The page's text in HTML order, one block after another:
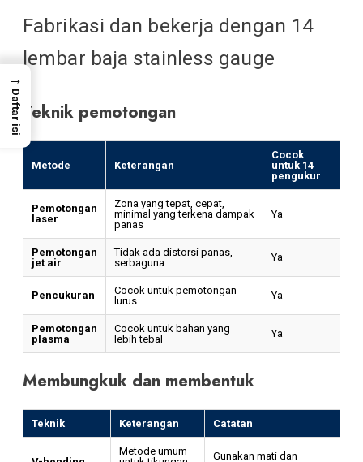
Fabrikasi dan bekerja dengan 14
lembar baja stainless gauge
Teknik pemotongan
Metode Keterangan
Cocok
untuk 14
pengukur
Pemotongan
laser
Zona yang tepat, cepat,
minimal yang terkena dampak
panas
Ya
Pemotongan
jet air
Tidak ada distorsi panas,
serbaguna
Ya
Pencukuran
Cocok untuk pemotongan
lurus
Ya
Pemotongan
plasma
Cocok untuk bahan yang
lebih tebal
Ya
Membungkuk dan membentuk
Teknik Keterangan Catatan
Metode umum
Gunakan mati dan
→
Daftar isi